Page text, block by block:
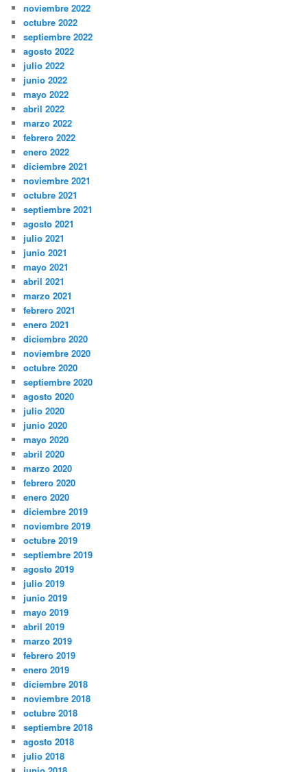
noviembre 2022
octubre 2022
septiembre 2022
agosto 2022
julio 2022
junio 2022
mayo 2022
abril 2022
marzo 2022
febrero 2022
enero 2022
diciembre 2021
noviembre 2021
octubre 2021
septiembre 2021
agosto 2021
julio 2021
junio 2021
mayo 2021
abril 2021
marzo 2021
febrero 2021
enero 2021
diciembre 2020
noviembre 2020
octubre 2020
septiembre 2020
agosto 2020
julio 2020
junio 2020
mayo 2020
abril 2020
marzo 2020
febrero 2020
enero 2020
diciembre 2019
noviembre 2019
octubre 2019
septiembre 2019
agosto 2019
julio 2019
junio 2019
mayo 2019
abril 2019
marzo 2019
febrero 2019
enero 2019
diciembre 2018
noviembre 2018
octubre 2018
septiembre 2018
agosto 2018
julio 2018